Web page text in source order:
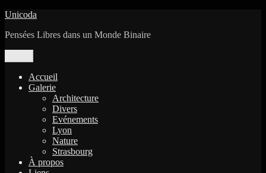
Aller
contenu
Unicoda
Pensées Libres dans un Monde Binaire
Accueil
Galerie
Architecture
Divers
Evénements
Lyon
Nature
Strasbourg
À propos